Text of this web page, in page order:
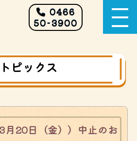
0466
50-3900
トピックス
月20日（金））中止のお